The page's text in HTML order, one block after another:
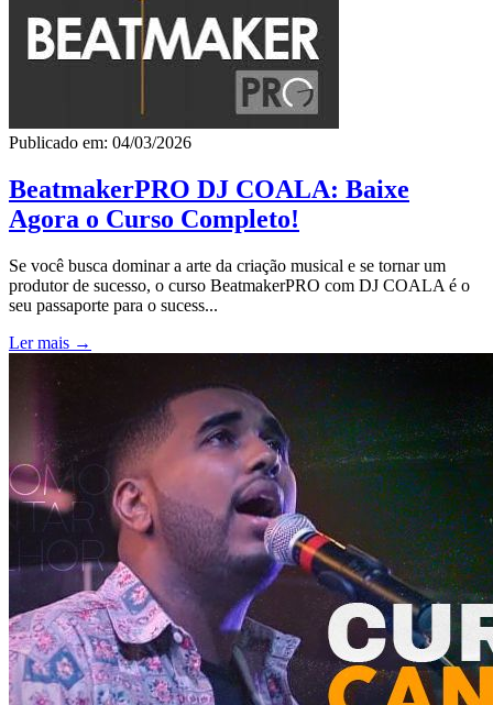
Publicado em: 04/03/2026
BeatmakerPRO DJ COALA: Baixe
Agora o Curso Completo!
Se você busca dominar a arte da criação musical e se tornar um
produtor de sucesso, o curso BeatmakerPRO com DJ COALA é o
seu passaporte para o sucess...
Ler mais →